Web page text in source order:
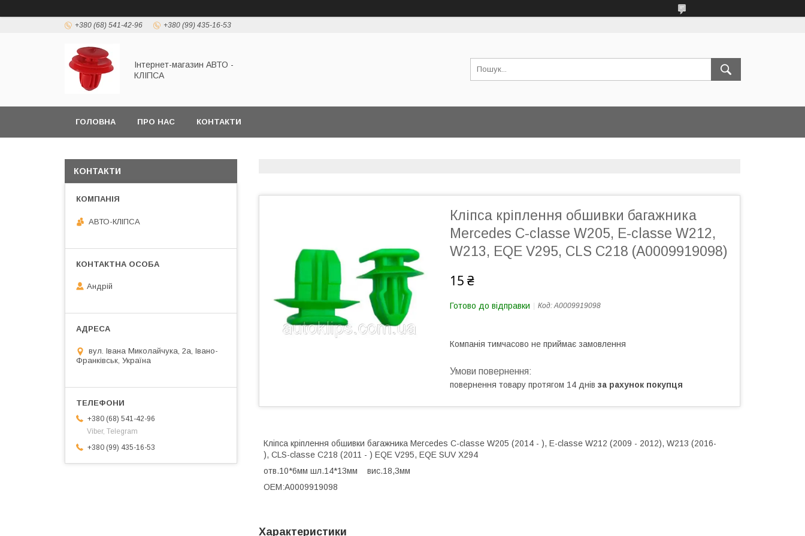
+380 (68) 541-42-96 +380 (99) 435-16-53
Інтернет-магазин АВТО -
КЛІПСА
ГОЛОВНА ПРО НАС КОНТАКТИ
Кліпса кріплення обшивки багажника
Mercedes C-classe W205, E-classe W212,
W213, EQE V295, CLS C218 (A0009919098)
15 ₴
Готово до відправки Код:A0009919098
Компанія тимчасово не приймає замовлення
повернення товару протягом 14 днів за рахунок покупця
Кліпса кріплення обшивки багажника Mercedes C-classe W205 (2014 - ), E-classe W212 (2009 - 2012), W213 (2016-
), CLS-classe C218 (2011 - ) EQE V295, EQE SUV X294
отв.10*6мм шл.14*13мм вис.18,3мм
OEM:A0009919098
Характеристики
КОНТАКТИ
АВТО-КЛІПСА
Андрій
вул. Івана Миколайчука, 2а, Івано-
Франківськ, Україна
+380 (68) 541-42-96
Viber, Telegram
+380 (99) 435-16-53